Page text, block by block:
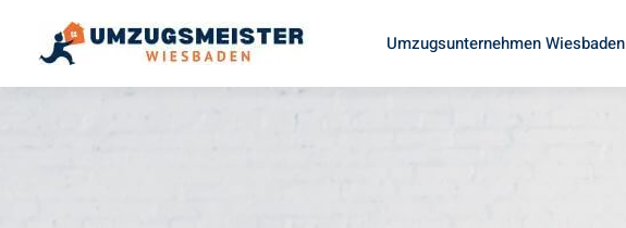
Umzugsunternehmen Wiesbaden